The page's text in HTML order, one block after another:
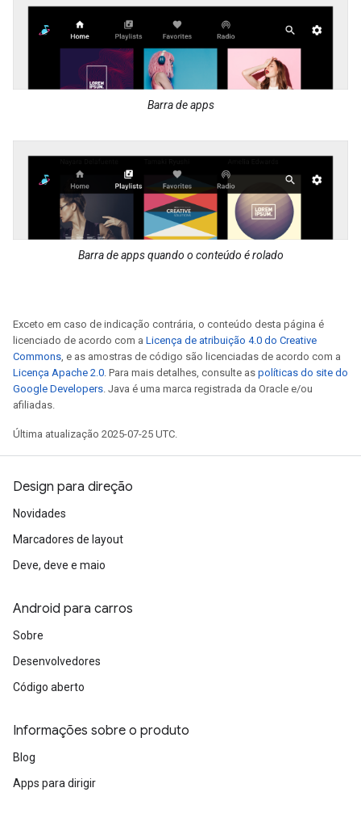
Barra de apps
Barra de apps quando o conteúdo é rolado
Exceto em caso de indicação contrária, o conteúdo desta página é
licenciado de acordo com a Licença de atribuição 4.0 do Creative
Commons , e as amostras de código são licenciadas de acordo com a
Licença Apache 2.0 . Para mais detalhes, consulte as políticas do site do
Google Developers . Java é uma marca registrada da Oracle e/ou
afiliadas.
Última atualização 2025-07-25 UTC.
Design para direção
Novidades
Marcadores de layout
Deve, deve e maio
Android para carros
Sobre
Desenvolvedores
Código aberto
Informações sobre o produto
Blog
Apps para dirigir